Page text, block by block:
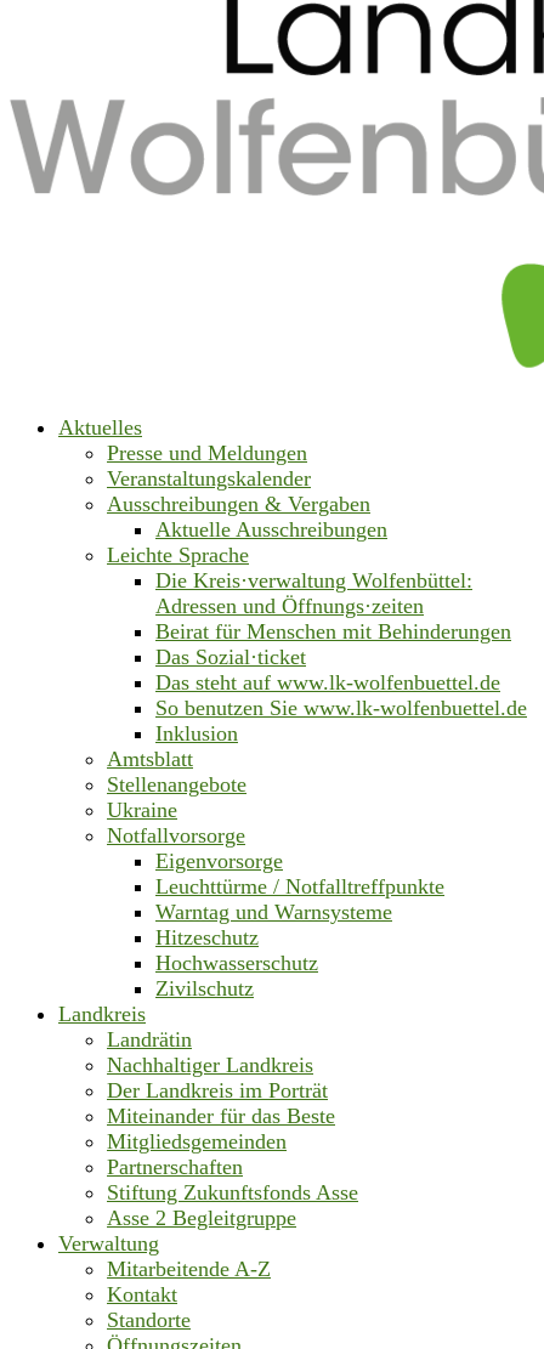
Aktuelles
Presse und Meldungen
Veranstaltungskalender
Ausschreibungen & Vergaben
Aktuelle Ausschreibungen
Leichte Sprache
Die Kreis·verwaltung Wolfenbüttel:
Adressen und Öffnungs·zeiten
Beirat für Menschen mit Behinderungen
Das Sozial·ticket
Das steht auf www.lk-wolfenbuettel.de
So benutzen Sie www.lk-wolfenbuettel.de
Inklusion
Amtsblatt
Stellenangebote
Ukraine
Notfallvorsorge
Eigenvorsorge
Leuchttürme / Notfalltreffpunkte
Warntag und Warnsysteme
Hitzeschutz
Hochwasserschutz
Zivilschutz
Landkreis
Landrätin
Nachhaltiger Landkreis
Der Landkreis im Porträt
Miteinander für das Beste
Mitgliedsgemeinden
Partnerschaften
Stiftung Zukunftsfonds Asse
Asse 2 Begleitgruppe
Verwaltung
Mitarbeitende A-Z
Kontakt
Standorte